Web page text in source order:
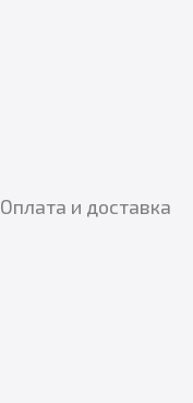
Оплата и доставка